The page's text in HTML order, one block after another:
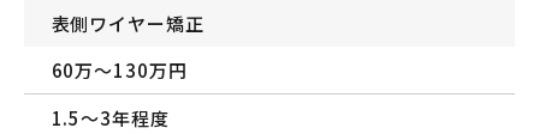
表側ワイヤー矯正
60万〜130万円
1.5〜3年程度